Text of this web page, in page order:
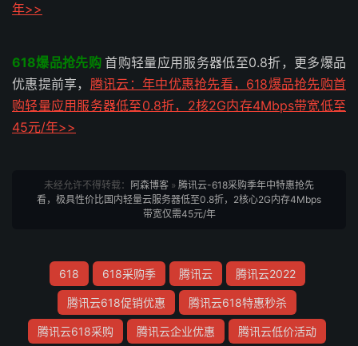
年>>
618爆品抢先购首购轻量应用服务器低至0.8折，更多爆品
优惠提前享， 腾讯云：年中优惠抢先看，618爆品抢先购首
购轻量应用服务器低至0.8折，2核2G内存4Mbps带宽低至
45元/年>>
未经允许不得转载： 阿森博客 » 腾讯云-618采购季年中特惠抢先
看，极具性价比国内轻量云服务器低至0.8折，2核心2G内存4Mbps
带宽仅需45元/年
618 618采购季 腾讯云 腾讯云2022
腾讯云618促销优惠 腾讯云618特惠秒杀
腾讯云618采购 腾讯云企业优惠 腾讯云低价活动